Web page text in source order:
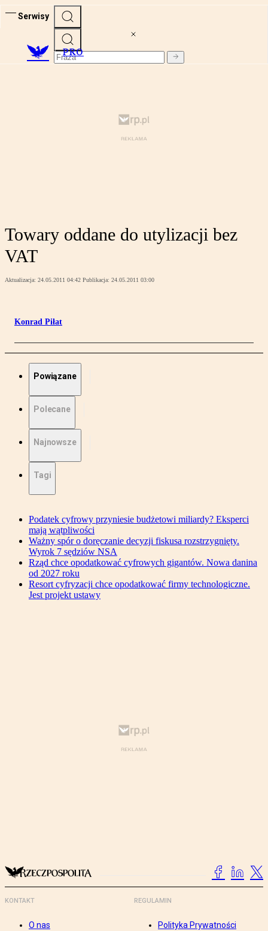
Serwisy
PRO
Towary oddane do utylizacji bez
VAT
Aktualizacja: 24.05.2011 04:42 Publikacja: 24.05.2011 03:00
Konrad Piłat
Powiązane
Polecane
Najnowsze
Tagi
Podatek cyfrowy przyniesie budżetowi miliardy? Eksperci
mają wątpliwości
Ważny spór o doręczanie decyzji fiskusa rozstrzygnięty.
Wyrok 7 sędziów NSA
Rząd chce opodatkować cyfrowych gigantów. Nowa danina
od 2027 roku
Resort cyfryzacji chce opodatkować firmy technologiczne.
Jest projekt ustawy
KONTAKT
O nas
REGULAMIN
Polityka Prywatności